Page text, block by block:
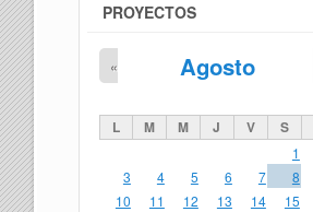
PROYECTOS
Agosto
«
L M M J V S
1
3
4 5 6 7 8
10
11 12 13 14 15